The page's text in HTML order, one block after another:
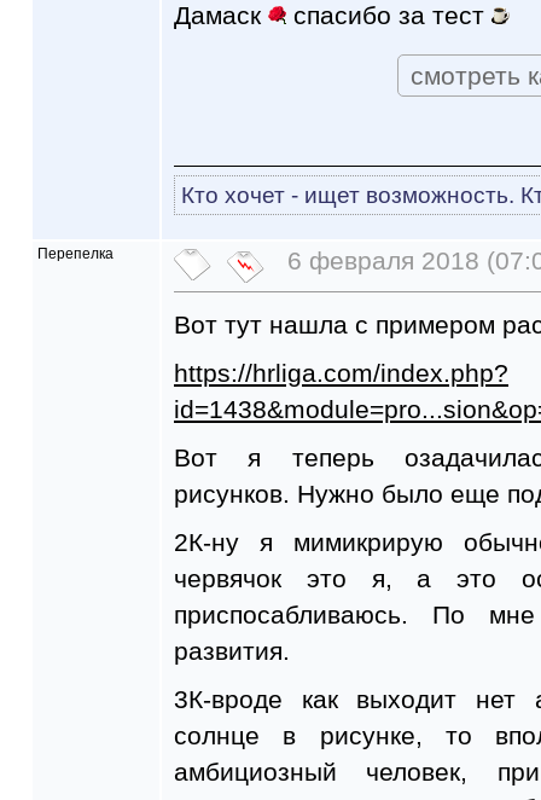
Дамаск спасибо за тест
смотреть
Кто хочет - ищет возможность.
Перепелка 6 февраля 2018
Вот тут нашла с примером
https://hrliga.com/index.php?
Вот я теперь
рисунков. Нужно было еще
2К-ну я мимикрирую
червячок это я, а это
приспосабливаюсь. По
развития.
3К-вроде как выходит нет
солнце в рисунке, то
амбициозный человек,